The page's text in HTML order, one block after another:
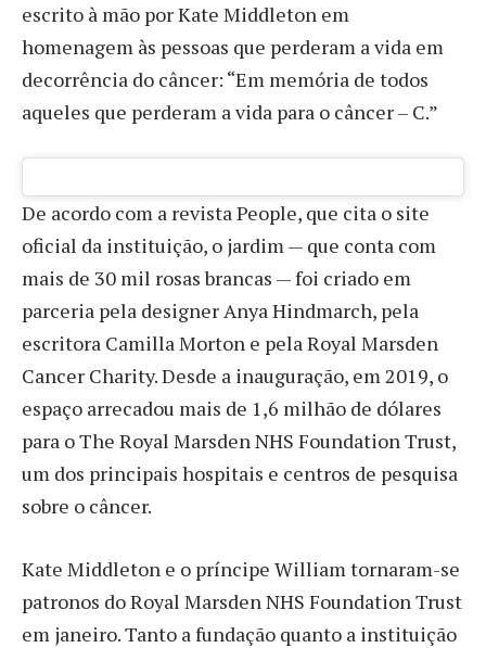
escrito à mão por Kate Middleton em
homenagem às pessoas que perderam a vida em
decorrência do câncer: “Em memória de todos
aqueles que perderam a vida para o câncer – C.”
De acordo com a revista People, que cita o site
oficial da instituição, o jardim — que conta com
mais de 30 mil rosas brancas — foi criado em
parceria pela designer Anya Hindmarch, pela
escritora Camilla Morton e pela Royal Marsden
Cancer Charity. Desde a inauguração, em 2019, o
espaço arrecadou mais de 1,6 milhão de dólares
para o The Royal Marsden NHS Foundation Trust,
um dos principais hospitais e centros de pesquisa
sobre o câncer.
Kate Middleton e o príncipe William tornaram-se
patronos do Royal Marsden NHS Foundation Trust
em janeiro. Tanto a fundação quanto a instituição